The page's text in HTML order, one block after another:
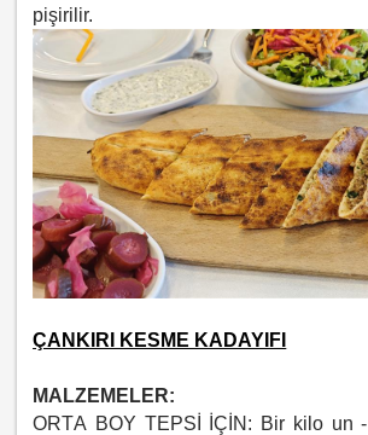
pişirilir.
ÇANKIRI KESME KADAYIFI
MALZEMELER:
ORTA BOY TEPSİ İÇİN: Bir kilo un -